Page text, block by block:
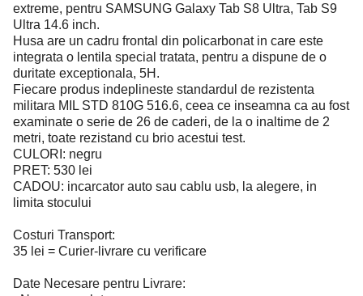
extreme, pentru SAMSUNG Galaxy Tab S8 Ultra, Tab S9
Ultra 14.6 inch.
Husa are un cadru frontal din policarbonat in care este
integrata o lentila special tratata, pentru a dispune de o
duritate exceptionala, 5H.
Fiecare produs indeplineste standardul de rezistenta
militara MIL STD 810G 516.6, ceea ce inseamna ca au fost
examinate o serie de 26 de caderi, de la o inaltime de 2
metri, toate rezistand cu brio acestui test.
CULORI: negru
PRET: 530 lei
CADOU: incarcator auto sau cablu usb, la alegere, in
limita stocului
Costuri Transport:
35 lei = Curier-livrare cu verificare
Date Necesare pentru Livrare: